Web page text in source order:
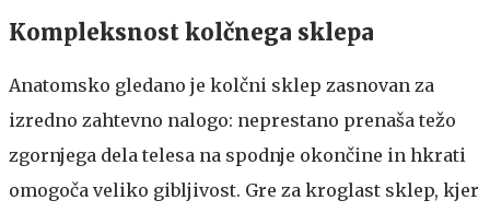
Kompleksnost kolčnega sklepa
Anatomsko gledano je kolčni sklep zasnovan za
izredno zahtevno nalogo: neprestano prenaša težo
zgornjega dela telesa na spodnje okončine in hkrati
omogoča veliko gibljivost. Gre za kroglast sklep, kjer